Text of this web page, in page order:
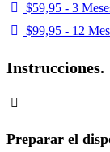
$59,95 - 3
$99,95 - 12
Instrucciones.
Preparar el